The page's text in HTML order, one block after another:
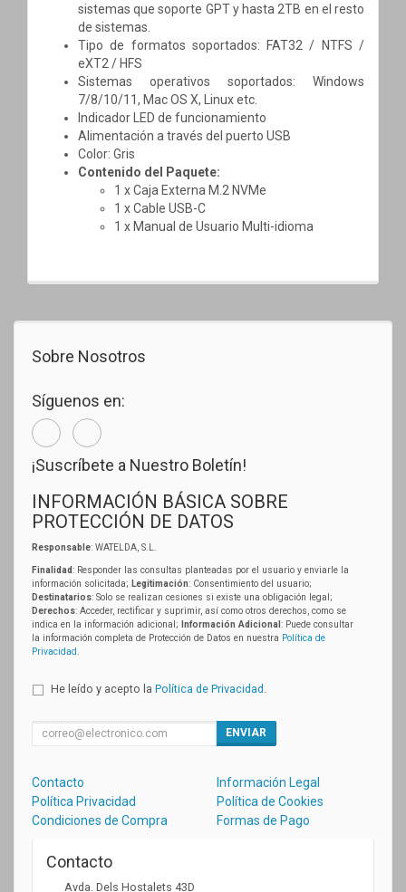
sistemas que soporte GPT y hasta 2TB en el resto
de sistemas.
Tipo de formatos soportados: FAT32 / NTFS /
eXT2 / HFS
Sistemas operativos soportados: Windows
7/8/10/11, Mac OS X, Linux etc.
Indicador LED de funcionamiento
Alimentación a través del puerto USB
Color: Gris
Contenido del Paquete:
1 x Caja Externa M.2 NVMe
1 x Cable USB-C
1 x Manual de Usuario Multi-idioma
Sobre Nosotros
Síguenos en:
¡Suscríbete a Nuestro Boletín!
INFORMACIÓN BÁSICA SOBRE
PROTECCIÓN DE DATOS
Responsable: WATELDA, S.L.
Finalidad: Responder las consultas planteadas por el usuario y enviarle la
información solicitada; Legitimación: Consentimiento del usuario;
Destinatarios: Solo se realizan cesiones si existe una obligación legal;
Derechos: Acceder, rectificar y suprimir, así como otros derechos, como se
indica en la información adicional;
Información Adicional : Puede consultar
la información completa de Protección de Datos en nuestra Política de
Privacidad
He leído y acepto la Política de Privacidad
ENVIAR
Contacto
Información Legal
Política Privacidad
Política de Cookies
Condiciones de Compra
Formas de Pago
Contacto
Avda. Dels Hostalets 43D